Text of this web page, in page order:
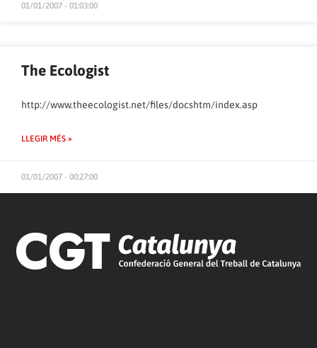
01/01/2007 - 01:03:00
The Ecologist
http://www.theecologist.net/files/docshtm/index.asp
LLEGIR MÉS »
01/01/2007 - 00:27:00